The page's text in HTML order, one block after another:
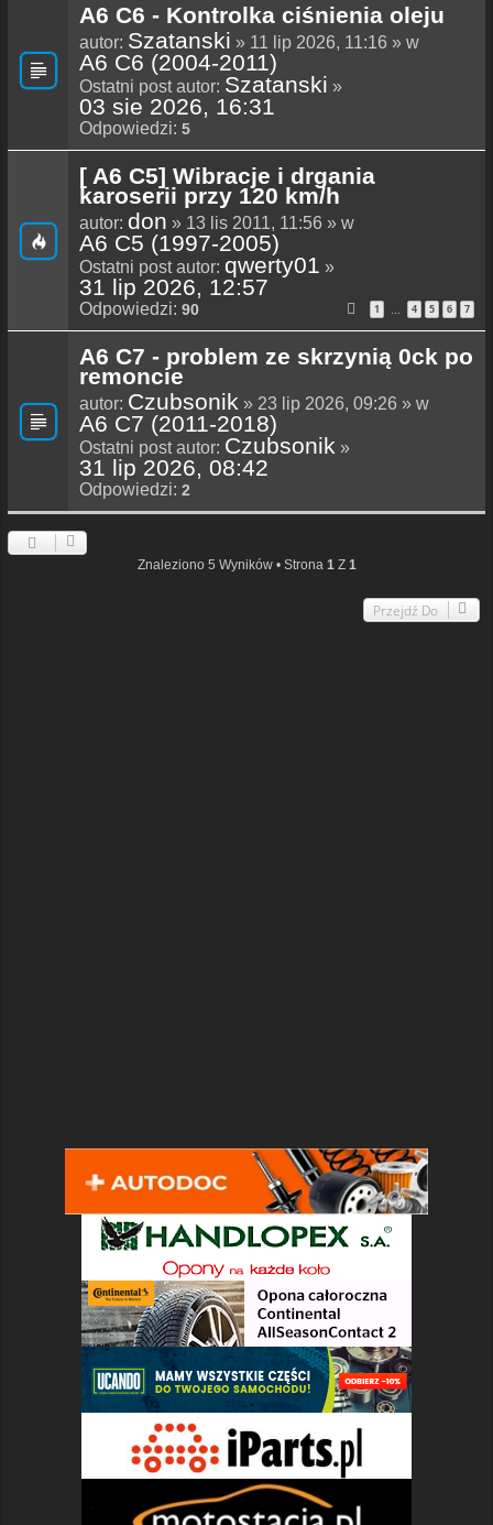
A6 C6 - Kontrolka ciśnienia oleju
autor: Szatanski » 11 lip 2026, 11:16 » w
A6 C6 (2004-2011)
Ostatni post autor: Szatanski »
03 sie 2026, 16:31
Odpowiedzi: 5
[ A6 C5] Wibracje i drgania
karoserii przy 120 km/h
autor: don » 13 lis 2011, 11:56 » w
A6 C5 (1997-2005)
Ostatni post autor: qwerty01 »
31 lip 2026, 12:57
Odpowiedzi: 90 1 … 4 5 6 7
A6 C7 - problem ze skrzynią 0ck po
remoncie
autor: Czubsonik » 23 lip 2026, 09:26 » w
A6 C7 (2011-2018)
Ostatni post autor: Czubsonik »
31 lip 2026, 08:42
Odpowiedzi: 2
Znaleziono 5 Wyników • Strona 1 Z 1
Przejdź Do